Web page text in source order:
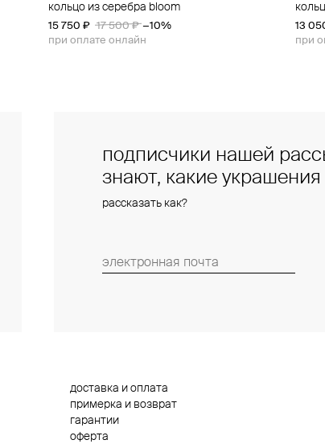
кольцо из серебра bloom
15 750 ₽ 17 500 ₽ −10%
при оплате онлайн
13
при
подписчики нашей
знают, какие
рассказать как?
доставка и оплата
примерка и возврат
гарантии
оферта